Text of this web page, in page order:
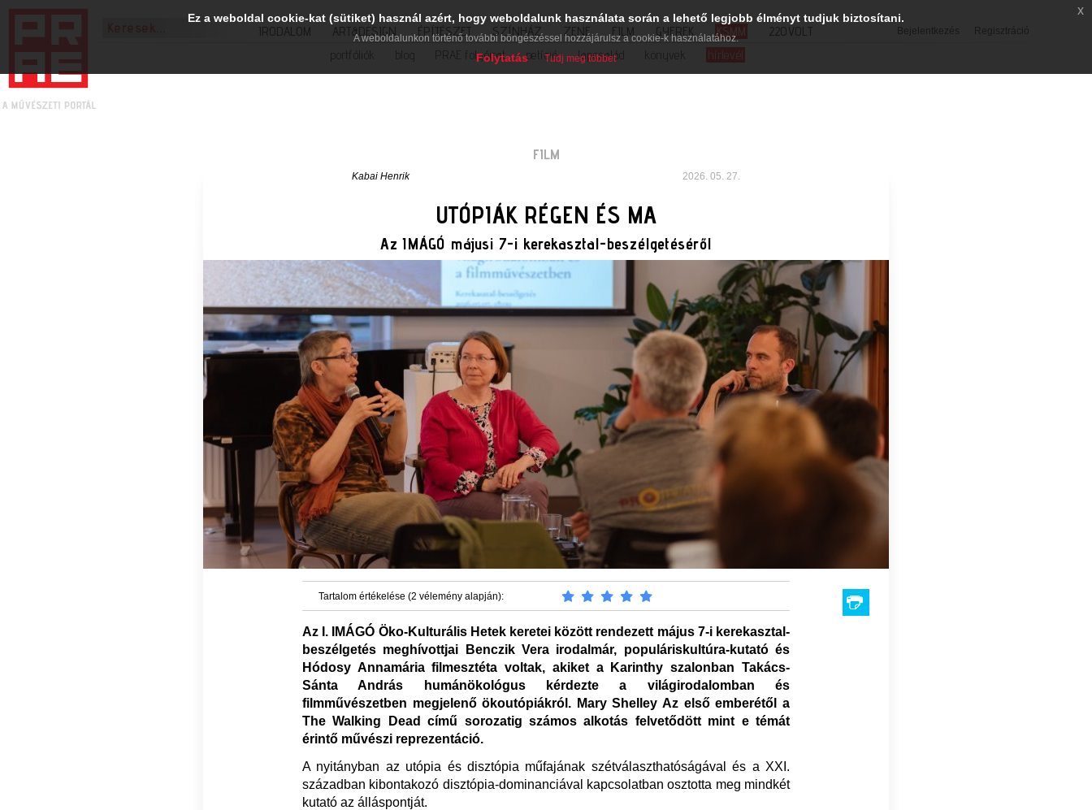
Bejelentkezés Regisztráció
IRODALOM ART&DESIGN ÉPÍTÉSZET SZÍNHÁZ ZENE FILM GYEREK KSMM
220VOLT
portfóliók
blog PRAE folyóirat petíció lapcsalád könyvek hírlevél
FILM
Kabai Henrik 2026. 05. 27.
UTÓPIÁK RÉGEN ÉS MA
Az IMÁGÓ májusi 7-i kerekasztal-beszélgetéséről
Tartalom értékelése (2 vélemény alapján):
Az I. IMÁGÓ Öko-Kulturális Hetek keretei között rendezett május 7-i kerekasztal-
beszélgetés meghívottjai Benczik Vera irodalmár, populáriskultúra-kutató és
Hódosy Annamária filmesztéta voltak, akiket a Karinthy szalonban Takács-
Sánta András humánökológus kérdezte a világirodalomban és
filmművészetben megjelenő ökoutópiákról. Mary Shelley Az első emberétől a
The Walking Dead című sorozatig számos alkotás felvetődött mint e témát
érintő művészi reprezentáció.
A nyitányban az utópia és disztópia műfajának szétválaszthatóságával és a XXI.
században kibontakozó disztópia-dominanciával kapcsolatban osztotta meg mindkét
kutató az álláspontját.
Ez a weboldal cookie-kat (sütiket) használ azért, hogy weboldalunk használata során a lehető legjobb élményt tudjuk biztosítani.
A weboldalunkon történő további böngészéssel hozzájárulsz a cookie-k használatához.
Folytatás Tudj meg többet
x